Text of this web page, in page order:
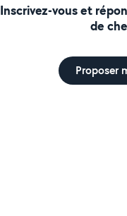
Inscrivez-vous et
de
Proposer